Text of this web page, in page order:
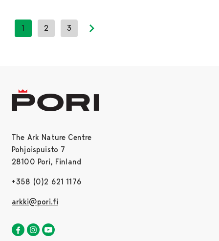
1 2 3
The Ark Nature Centre
Pohjoispuisto 7
28100 Pori, Finland
+358 (0)2 621 1176
arkki@pori.fi
The ark nature centre in Facebook
Opens in a new tab
The ark nature centre in Instagram
Opens in a new tab